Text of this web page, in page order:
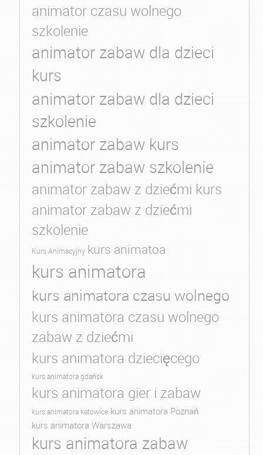
animator czasu wolnego
szkolenie
animator zabaw dla dzieci
kurs
animator zabaw dla dzieci
szkolenie
animator zabaw kurs
animator zabaw szkolenie
animator zabaw z dziećmi kurs
animator zabaw z dziećmi
szkolenie
Kurs Animacyjny kurs animatoa
kurs animatora
kurs animatora czasu wolnego
kurs animatora czasu wolnego
zabaw z dziećmi
kurs animatora dziecięcego
kurs animatora gdańsk
kurs animatora gier i zabaw
kurs animatora katowice kurs animatora Poznań
kurs animatora Warszawa
kurs animatora zabaw